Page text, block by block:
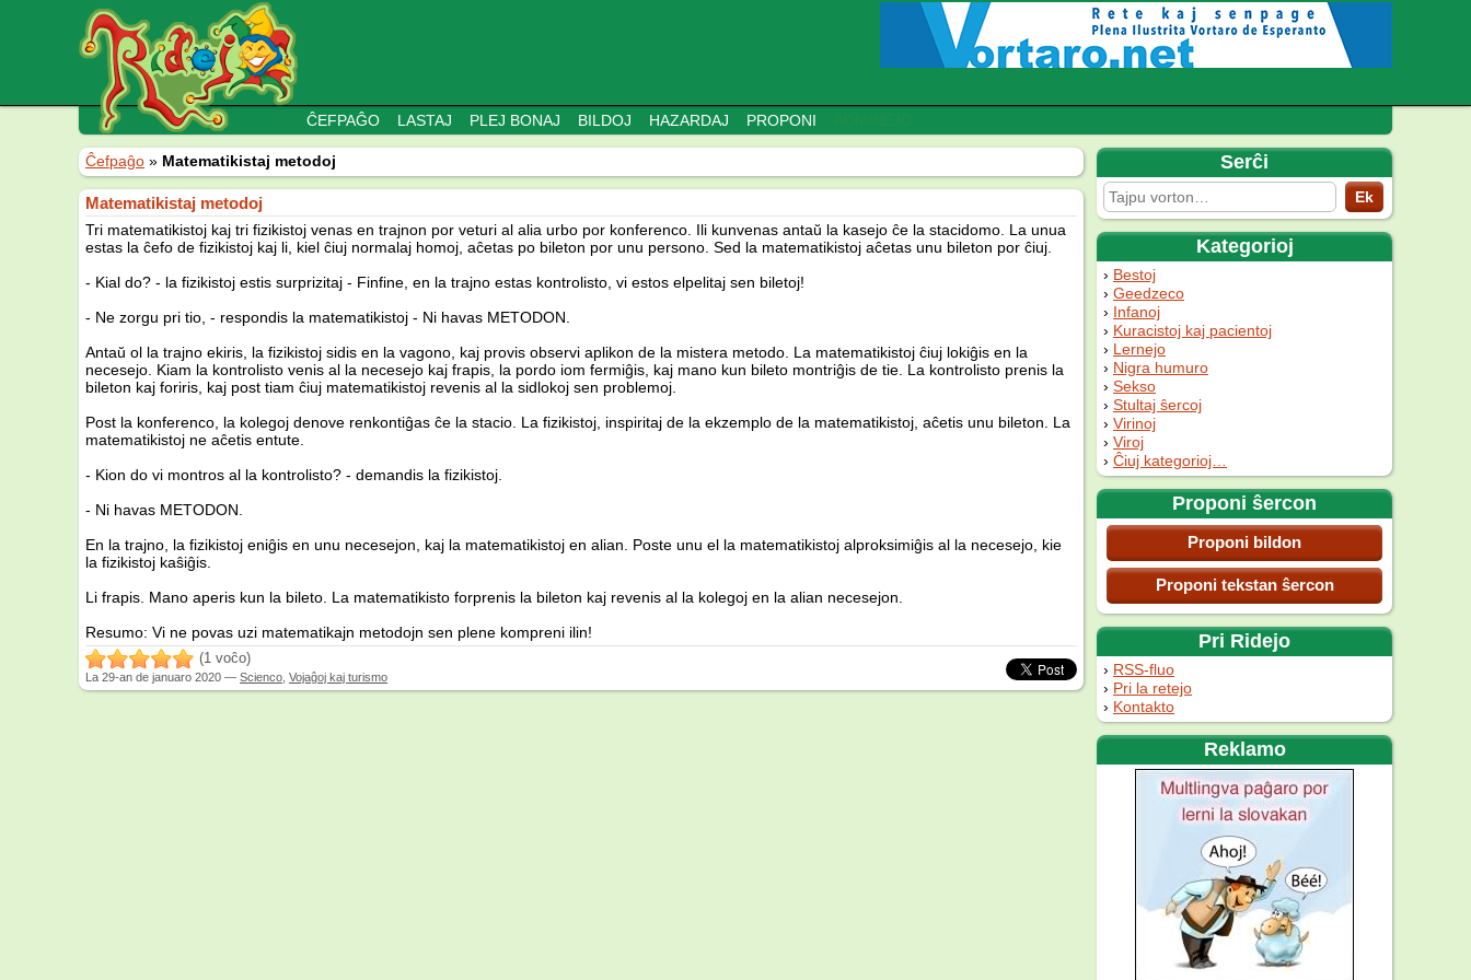
ĈEFPAĜO LASTAJ PLEJ BONAJ BILDOJ HAZARDAJ PROPONI
Serĉi
Kategorioj
Bestoj
Geedzeco
Infanoj
Kuracistoj kaj pacientoj
Lernejo
Nigra humuro
Sekso
Stultaj ŝercoj
Virinoj
Viroj
Ĉiuj kategorioj…
Proponi ŝercon
Proponi bildon
Proponi tekstan ŝercon
Pri Ridejo
RSS-fluo
Pri la retejo
Kontakto
Reklamo
Ĉefpaĝo » Matematikistaj metodoj
Matematikistaj metodoj
Tri matematikistoj kaj tri fizikistoj venas en trajnon por veturi al alia urbo por konferenco. Ili kunvenas antaŭ la kasejo ĉe la stacidomo. La unua
estas la ĉefo de fizikistoj kaj li, kiel ĉiuj normalaj homoj, aĉetas po bileton por unu persono. Sed la matematikistoj aĉetas unu bileton por ĉiuj.
- Kial do? - la fizikistoj estis surprizitaj - Finfine, en la trajno estas kontrolisto, vi estos elpelitaj sen biletoj!
- Ne zorgu pri tio, - respondis la matematikistoj - Ni havas METODON.
Antaŭ ol la trajno ekiris, la fizikistoj sidis en la vagono, kaj provis observi aplikon de la mistera metodo. La matematikistoj ĉiuj lokiĝis en la
necesejo. Kiam la kontrolisto venis al la necesejo kaj frapis, la pordo iom fermiĝis, kaj mano kun bileto montriĝis de tie. La kontrolisto prenis la
bileton kaj foriris, kaj post tiam ĉiuj matematikistoj revenis al la sidlokoj sen problemoj.
Post la konferenco, la kolegoj denove renkontiĝas ĉe la stacio. La fizikistoj, inspiritaj de la ekzemplo de la matematikistoj, aĉetis unu bileton. La
matematikistoj ne aĉetis entute.
- Kion do vi montros al la kontrolisto? - demandis la fizikistoj.
- Ni havas METODON.
En la trajno, la fizikistoj eniĝis en unu necesejon, kaj la matematikistoj en alian. Poste unu el la matematikistoj alproksimiĝis al la necesejo, kie
la fizikistoj kaŝiĝis.
Li frapis. Mano aperis kun la bileto. La matematikisto forprenis la bileton kaj revenis al la kolegoj en la alian necesejon.
Resumo: Vi ne povas uzi matematikajn metodojn sen plene kompreni ilin!
/5
(1 voĉo)
La 29-an de januaro 2020 — Scienco Vojaĝoj kaj turismo